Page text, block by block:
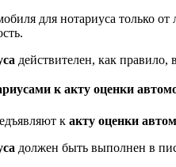
для нотариуса только
действителен, как правило,
к акту оценки
к акту оценки
должен быть выполнен в